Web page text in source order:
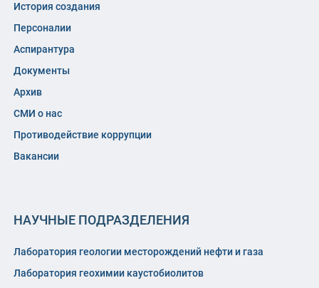
История создания
Персоналии
Аспирантура
Документы
Архив
СМИ о нас
Противодействие коррупции
Вакансии
НАУЧНЫЕ ПОДРАЗДЕЛЕНИЯ
Лаборатория геологии месторождений нефти и газа
Лаборатория геохимии каустобиолитов